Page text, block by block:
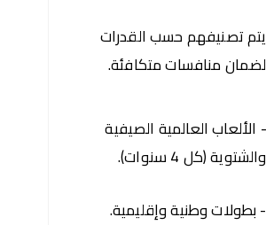
لضمان منافسات متكافئة.
- الألعاب العالمية الصيفية
والشتوية (كل 4 سنوات).
- بطولات وطنية وإقليمية.